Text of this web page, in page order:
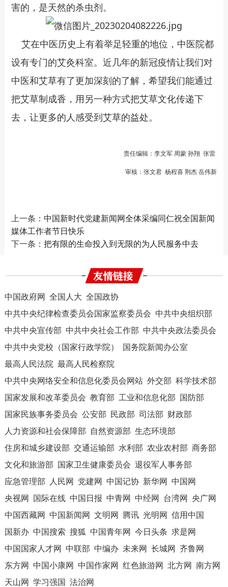
害的，是天然的杀虫剂。
艾在中医历史上有着举足轻重的地位，中医院都
设有专门的艾灸科室。近几年的新冠疫情让我们对
中医和艾草有了更加深刻的了解，希望我们能通过
把艾草制成香，用另一种方式把艾草文化传递下
去，让更多的人感受到艾草的益处。
责任编辑：李文军 周蒙 孙翔 张雷
审核：张文君 杨程喜 荆杰 岳伟新
上一条： 中国新时代党建新闻网全体采编同仁祝全国新闻
媒体工作者节日快乐
下一条： 把有限的生命投入到无限的为人民服务中去
中国政府网 全国人大 全国政协
中共中央纪律检查委员会国家监察委员会 中共中央组织部
中共中央宣传部 中共中央社会工作部 中共中央政法委员会
中共中央党校（国家行政学院）
国务院新闻办公室
最高人民法院 最高人民检察院
中共中央网络安全和信息化委员会网站 外交部 科学技术部
国家发展和改革委员会 教育部 工业和信息化部
国防部
国家民族事务委员会 公安部 民政部 司法部 财政部
人力资源和社会保障部
自然资源部 生态环境部
住房和城乡建设部 交通运输部 水利部 农业农村部 商务部
文化和旅游部
国家卫生健康委员会 退役军人事务部
应急管理部
人民网 党建网 中国记协 新华网
中国网
央视网
国际在线 中国日报 中青网 中经网 台湾网
央广网
中国西藏网
中国新闻网 文明网 腾讯 光明网
信用中国
国新办 中国搜索 搜狐 中国青年网 今日头条 求是网
中国国家人才网
中联部 中编办 未来网 长城网
齐鲁网
东方网
中国小康网 中国作家网 红色旅游网 北方网
南方网
天山网
学习强国 法治网